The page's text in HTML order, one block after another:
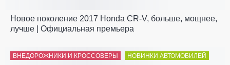
Новое поколение 2017 Honda CR-V, больше, мощнее,
лучше | Официальная премьера
ВНЕДОРОЖНИКИ И КРОССОВЕРЫ НОВИНКИ АВТОМОБИЛЕЙ